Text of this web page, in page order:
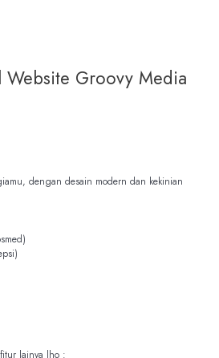
Website Groovy Media
dengan desain modern dan kekinian
lainya lho :